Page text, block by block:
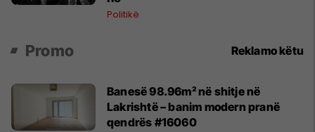
Politikë
Promo Reklamo këtu
Banesë 98.96m² në shitje në
Lakrishtë – banim modern pranë
qendrës #16060